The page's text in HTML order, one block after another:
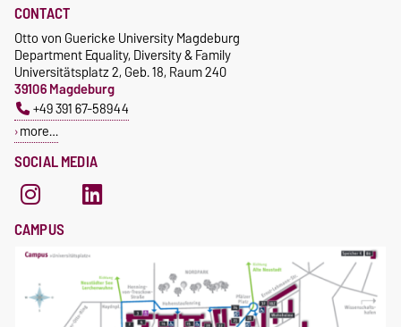
SOCIAL MEDIA
CONTACT
Otto von Guericke University Magdeburg
Department Equality, Diversity & Family
Universitätsplatz 2, Geb. 18, Raum 240
39106 Magdeburg
+49 391 67-58944
more…
CAMPUS